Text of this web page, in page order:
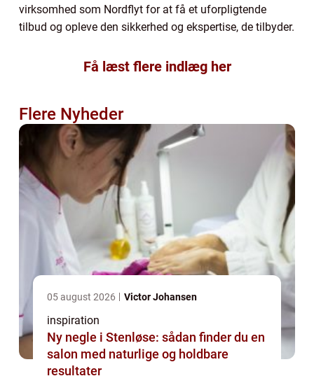
virksomhed som Nordflyt for at få et uforpligtende
tilbud og opleve den sikkerhed og ekspertise, de tilbyder.
Få læst flere indlæg her
Flere Nyheder
05 august 2026 Victor Johansen
inspiration
Ny negle i Stenløse: sådan finder du en
salon med naturlige og holdbare
resultater